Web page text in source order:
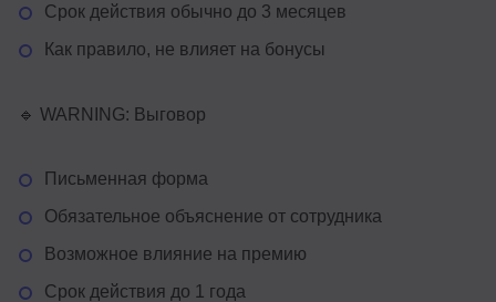
Срок действия обычно до 3 месяцев
Как правило, не влияет на бонусы
🔹 WARNING: Выговор
Письменная форма
Обязательное объяснение от сотрудника
Возможное влияние на премию
Срок действия до 1 года